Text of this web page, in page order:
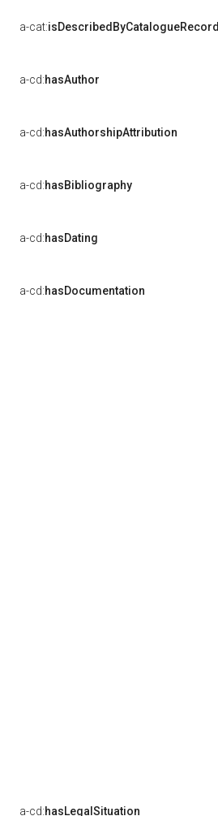
a-cat:isDescribedByCatalogueRecord
a-cd:hasAuthor
a-cd:hasAuthorshipAttribution
a-cd:hasBibliography
a-cd:hasDating
a-cd:hasDocumentation
a-cd:hasLegalSituation